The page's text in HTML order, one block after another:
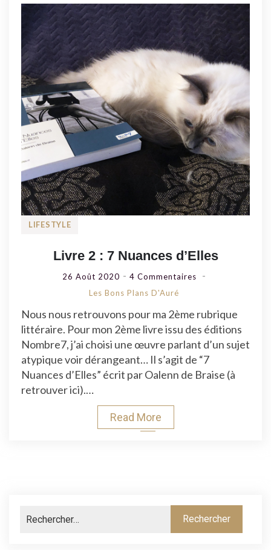
LIFESTYLE
Livre 2 : 7 Nuances d’Elles
26 Août 2020 4 Commentaires
Sur
7
Nuances
D’Elles
Les Bons Plans D'Auré
Nous nous retrouvons pour ma 2ème rubrique
littéraire. Pour mon 2ème livre issu des éditions
Nombre7, j’ai choisi une œuvre parlant d’un sujet
atypique voir dérangeant… Il s’agit de “7
Nuances d’Elles” écrit par Oalenn de Braise (à
retrouver ici).…
Read More